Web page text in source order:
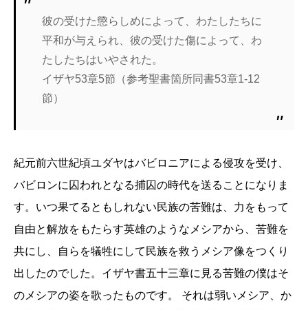
彼の受けた懲らしめによって、わたしたちに
平和が与えられ、彼の受けた傷によって、わ
たしたちはいやされた。
イザヤ53章5節（参考聖書箇所同書53章1-12
節）
紀元前六世紀頃ユダヤはバビロニアによる侵攻を受け、
バビロンに囚われとなる捕囚の時代を送ることになりま
す。いつ果てるともしれない民族の苦難は、力をもって
自由と解放をもたらす英雄のようなメシアから、苦難を
共にし、自らを犠牲にして民族を救うメシア像をつくり
出したのでした。イザヤ書五十三章に見る苦難の僕はそ
のメシアの姿を歌ったものです。 それは弱いメシア、か